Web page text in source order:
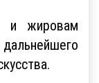
и жировам